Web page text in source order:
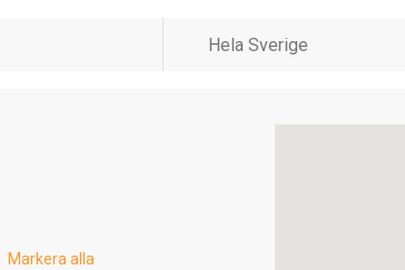
Markera alla